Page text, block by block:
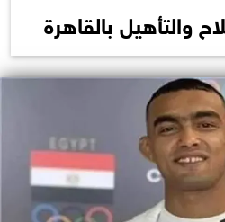
والتأهيل بالقاهرة